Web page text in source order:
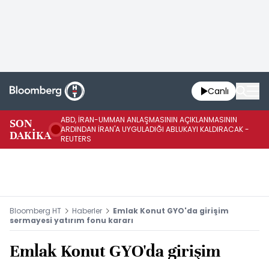
Canlı
SON
DAKİKA
ABD, İRAN-UMMAN ANLAŞMASININ AÇIKLANMASININ
ARDINDAN İRAN'A UYGULADIĞI ABLUKAYI KALDIRACAK -
REUTERS
Bloomberg HT Haberler
Emlak Konut GYO'da girişim
sermayesi yatırım fonu kararı
Emlak Konut GYO'da girişim